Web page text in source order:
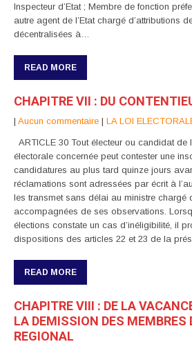
Inspecteur d’Etat ; Membre de fonction
autre agent de l’Etat chargé d’attributions
décentralisées à…
READ MORE
CHAPITRE VII : DU
| Aucun commentaire | LA LOI
ARTICLE 30 Tout électeur ou candidat de
électorale concernée peut contester une
candidatures au plus tard quinze jours
réclamations sont adressées par écrit à
les transmet sans délai au ministre chargé
accompagnées de ses observations.
élections constate un cas d’inéligibilité, il
dispositions des articles 22 et 23 de la
READ MORE
CHAPITRE VIII : DE LA
LA DEMISSION DES MEMBRES
REGIONAL